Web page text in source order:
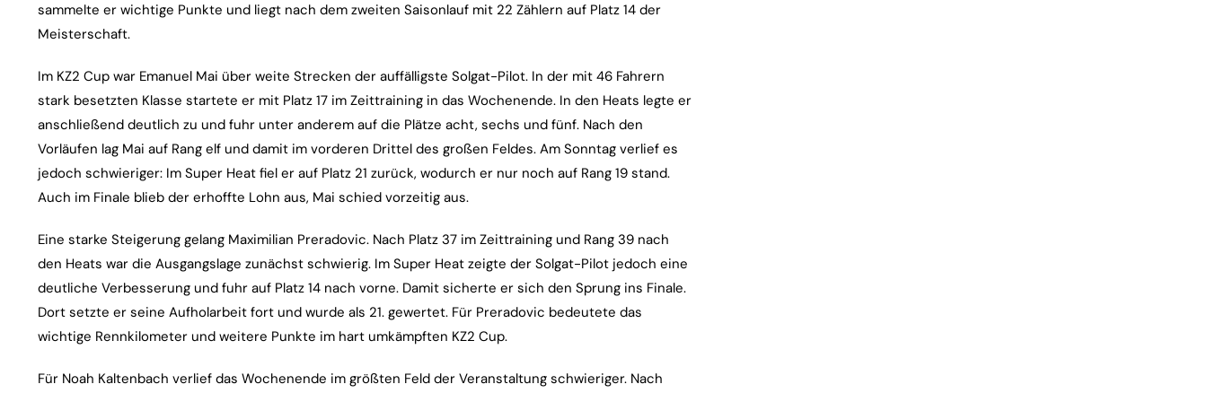
sammelte er wichtige Punkte und liegt nach dem zweiten Saisonlauf mit 22 Zählern auf Platz 14 der
Meisterschaft.
Im KZ2 Cup war Emanuel Mai über weite Strecken der auffälligste Solgat-Pilot. In der mit 46 Fahrern
stark besetzten Klasse startete er mit Platz 17 im Zeittraining in das Wochenende. In den Heats legte er
anschließend deutlich zu und fuhr unter anderem auf die Plätze acht, sechs und fünf. Nach den
Vorläufen lag Mai auf Rang elf und damit im vorderen Drittel des großen Feldes. Am Sonntag verlief es
jedoch schwieriger: Im Super Heat fiel er auf Platz 21 zurück, wodurch er nur noch auf Rang 19 stand.
Auch im Finale blieb der erhoffte Lohn aus, Mai schied vorzeitig aus.
Eine starke Steigerung gelang Maximilian Preradovic. Nach Platz 37 im Zeittraining und Rang 39 nach
den Heats war die Ausgangslage zunächst schwierig. Im Super Heat zeigte der Solgat-Pilot jedoch eine
deutliche Verbesserung und fuhr auf Platz 14 nach vorne. Damit sicherte er sich den Sprung ins Finale.
Dort setzte er seine Aufholarbeit fort und wurde als 21. gewertet. Für Preradovic bedeutete das
wichtige Rennkilometer und weitere Punkte im hart umkämpften KZ2 Cup.
Für Noah Kaltenbach verlief das Wochenende im größten Feld der Veranstaltung schwieriger. Nach